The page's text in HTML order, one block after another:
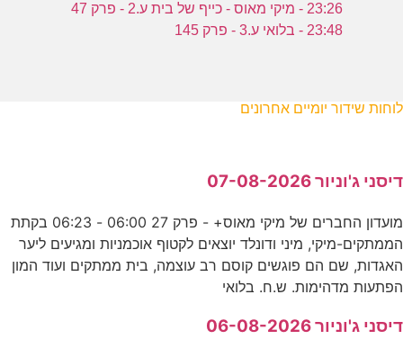
23:26 - מיקי מאוס - כייף של בית ע.2 - פרק 47
23:48 - בלואי ע.3 - פרק 145
לוחות שידור יומיים אחרונים
דיסני ג'וניור 07-08-2026
מועדון החברים של מיקי מאוס+ - פרק 27 06:00 - 06:23 בקתת
הממתקים-מיקי, מיני ודונלד יוצאים לקטוף אוכמניות ומגיעים ליער
האגדות, שם הם פוגשים קוסם רב עוצמה, בית ממתקים ועוד המון
הפתעות מדהימות. ש.ח. בלואי
דיסני ג'וניור 06-08-2026